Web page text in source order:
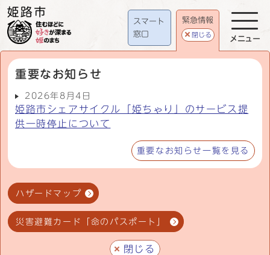
スマート
窓口
緊急情報
閉じる
重要なお知らせ
2026年8月4日
姫路市シェアサイクル「姫ちゃり」のサービス提
供一時停止について
重要なお知らせ一覧を見る
ハザードマップ
災害避難カード「命のパスポート」
閉じる
メニュー